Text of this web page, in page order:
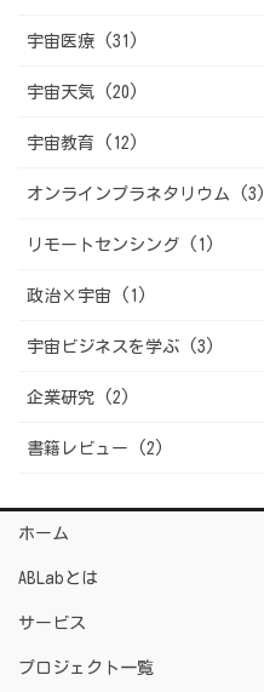
宇宙医療 (31)
宇宙天気 (20)
宇宙教育 (12)
オンラインプラネタリウム (3)
リモートセンシング (1)
政治×宇宙 (1)
宇宙ビジネスを学ぶ (3)
企業研究 (2)
書籍レビュー (2)
ホーム
ABLabとは
サービス
プロジェクト一覧